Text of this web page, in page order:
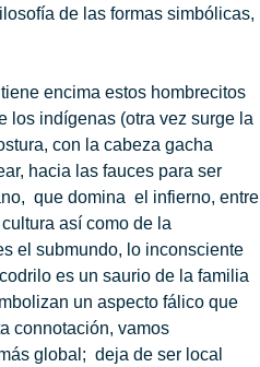
de las formas simbólicas,
encima estos hombrecitos
los indígenas (otra vez surge la
con la cabeza gacha
hacia las fauces para ser
que domina el infierno, entre
así como de la
el submundo, lo inconsciente
es un saurio de la familia
un aspecto fálico que
connotación, vamos
global; deja de ser local